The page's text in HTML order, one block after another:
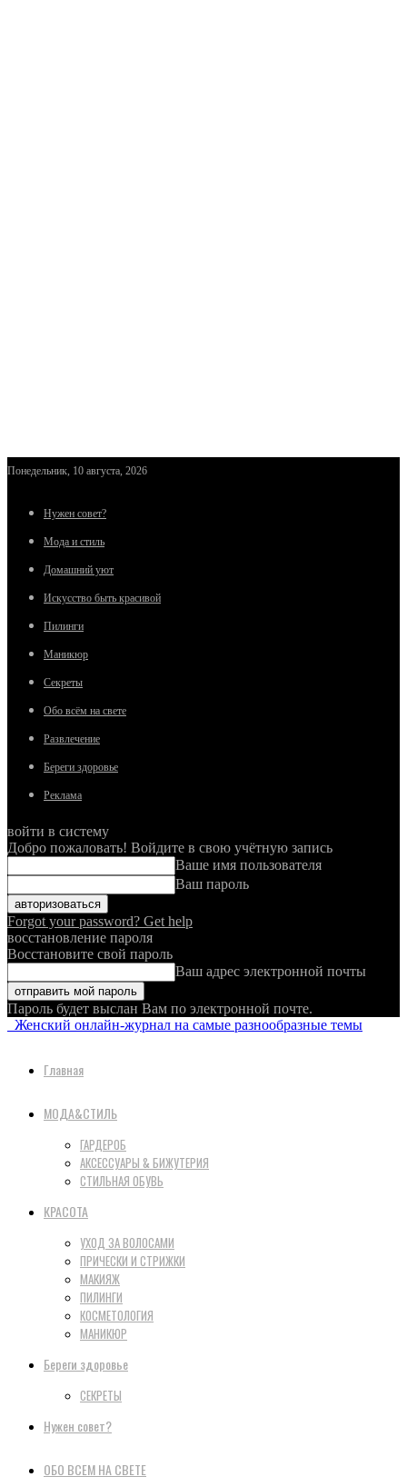
Понедельник, 10 августа, 2026
Нужен совет?
Мода и стиль
Домашний уют
Искусство быть красивой
Пилинги
Маникюр
Секреты
Обо всём на свете
Развлечение
Береги здоровье
Реклама
войти в систему
Добро пожаловать! Войдите в свою учётную запись
Ваше имя пользователя
Ваш пароль
Forgot your password? Get help
восстановление пароля
Восстановите свой пароль
Ваш адрес электронной почты
Пароль будет выслан Вам по электронной почте.
Женский онлайн-журнал на самые разнообразные темы
Главная
МОДА&СТИЛЬ
ГАРДЕРОБ
АКСЕССУАРЫ & БИЖУТЕРИЯ
СТИЛЬНАЯ ОБУВЬ
КРАСОТА
УХОД ЗА ВОЛОСАМИ
ПРИЧЕСКИ И СТРИЖКИ
МАКИЯЖ
ПИЛИНГИ
КОСМЕТОЛОГИЯ
МАНИКЮР
Береги здоровье
СЕКРЕТЫ
Нужен совет?
ОБО ВСЕМ НА СВЕТЕ